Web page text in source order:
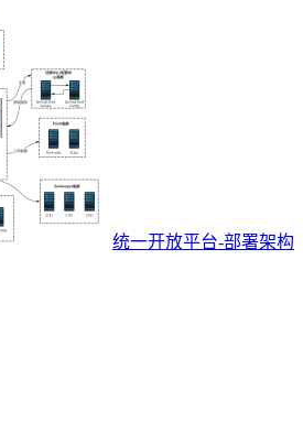
统一开放平台-部署架构